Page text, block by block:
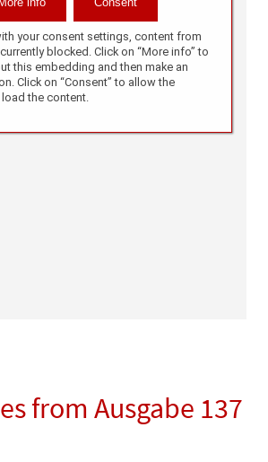
from Ausgabe 137